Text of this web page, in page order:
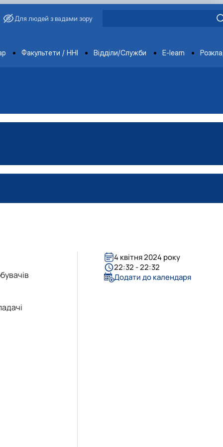
Для людей з вадами зору
Факультети / ННІ Відділи/Служби E-learn
4 квітня 2024 року
22:32 - 22:32
Додати до календаря